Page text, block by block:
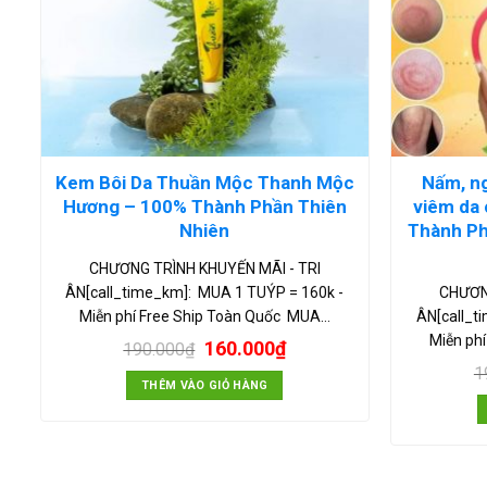
Kem Bôi Da Thuần Mộc Thanh Mộc
Hương – 100% Thành Phần Thiên
Nhiên
CHƯƠNG TRÌNH KHUYẾN MÃI - TRI
ÂN[call_time_km]: MUA 1 TUÝP = 160k -
Miễn phí Free Ship Toàn Quốc MUA…
190.000₫ 160.000₫
THÊM VÀO GIỎ HÀNG
Nấm,
viêm da
Thành
Miễn